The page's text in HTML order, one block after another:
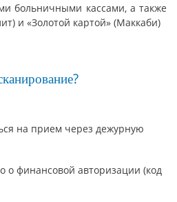
больничными кассами, а также
и «Золотой картой» (Маккаби)
на прием через дежурную
о финансовой авторизации (код